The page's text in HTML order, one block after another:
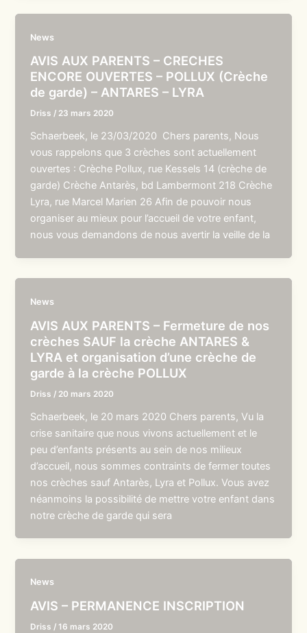
News
AVIS AUX PARENTS – CRECHES
ENCORE OUVERTES – POLLUX (Crèche
de garde) – ANTARES – LYRA
Driss / 23 mars 2020
Schaerbeek, le 23/03/2020 Chers parents, Nous
vous rappelons que 3 crèches sont actuellement
ouvertes : Crèche Pollux, rue Kessels 14 (crèche de
garde) Crèche Antarès, bd Lambermont 218 Crèche
Lyra, rue Marcel Marien 26 Afin de pouvoir nous
organiser au mieux pour l’accueil de votre enfant,
nous vous demandons de nous avertir la veille de la
News
AVIS AUX PARENTS – Fermeture de nos
crèches SAUF la crèche ANTARES &
LYRA et organisation d’une crèche de
garde à la crèche POLLUX
Driss / 20 mars 2020
Schaerbeek, le 20 mars 2020 Chers parents, Vu la
crise sanitaire que nous vivons actuellement et le
peu d’enfants présents au sein de nos milieux
d’accueil, nous sommes contraints de fermer toutes
nos crèches sauf Antarès, Lyra et Pollux. Vous avez
néanmoins la possibilité de mettre votre enfant dans
notre crèche de garde qui sera
News
AVIS – PERMANENCE INSCRIPTION
Driss /16 mars 2020